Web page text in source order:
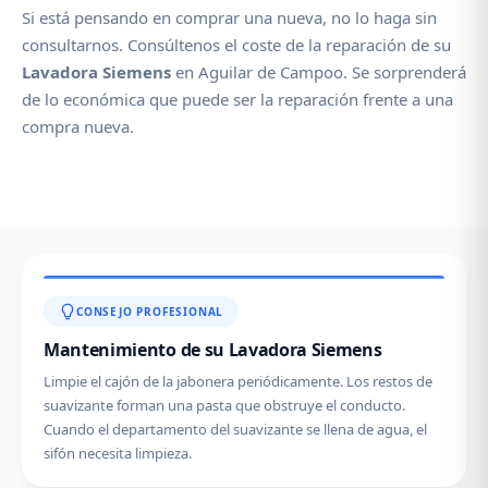
Si está pensando en comprar una nueva, no lo haga sin
consultarnos. Consúltenos el coste de la reparación de su
Lavadora Siemens en Aguilar de Campoo. Se sorprenderá
de lo económica que puede ser la reparación frente a una
compra nueva.
CONSEJO PROFESIONAL
Mantenimiento de su Lavadora Siemens
Limpie el cajón de la jabonera periódicamente. Los restos de
suavizante forman una pasta que obstruye el conducto.
Cuando el departamento del suavizante se llena de agua, el
sifón necesita limpieza.